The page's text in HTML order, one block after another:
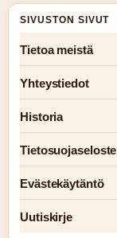
SIVUSTON SIVUT
Tietoa meistä
Yhteystiedot
Historia
Tietosuojaseloste
Evästekäytäntö
Uutiskirje